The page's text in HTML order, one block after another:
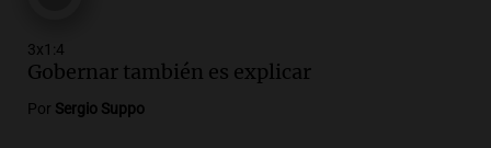
Audio.Debate en el Senado por la ley de
y críticas entre senadores
Panorama Federal
Episodios
3x1:4
Gobernar también es explicar
Por Sergio Suppo